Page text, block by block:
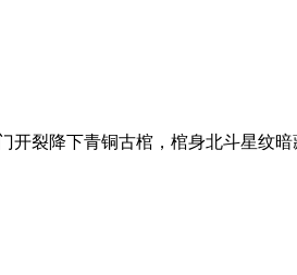
开裂降下青铜古棺，棺身北斗星纹